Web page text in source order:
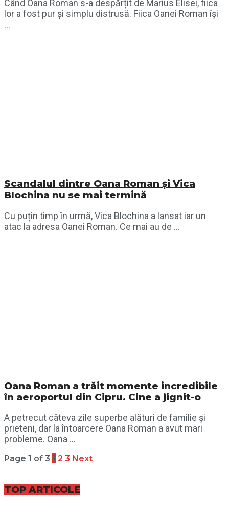
Când Oana Roman s-a despărțit de Marius Elisei, fiica
lor a fost pur și simplu distrusă. Fiica Oanei Roman își
...
Scandalul dintre Oana Roman și Vica
Blochina nu se mai termină
Cu puțin timp în urmă, Vica Blochina a lansat iar un
atac la adresa Oanei Roman. Ce mai au de ...
Oana Roman a trăit momente incredibile
în aeroportul din Cipru. Cine a jignit-o
A petrecut câteva zile superbe alături de familie și
prieteni, dar la întoarcere Oana Roman a avut mari
probleme. Oana ...
Page 1 of 3 1 2 3 Next
TOP ARTICOLE